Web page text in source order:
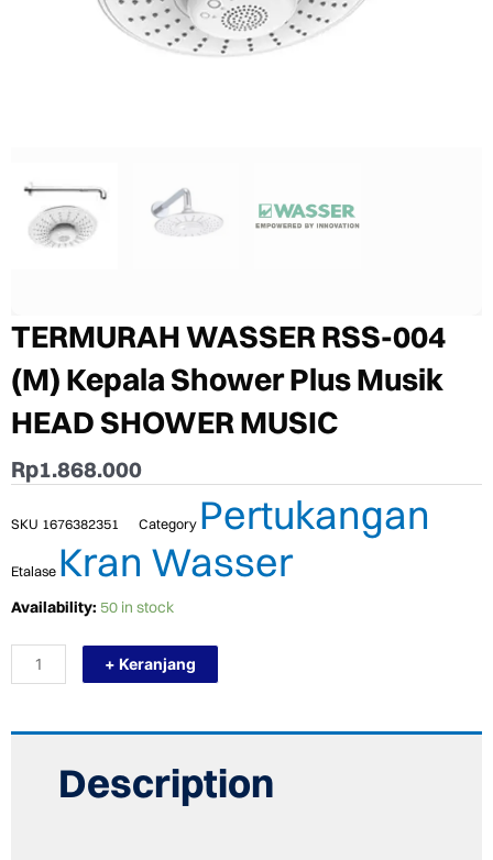
TERMURAH WASSER RSS-004
(M) Kepala Shower Plus Musik
HEAD SHOWER MUSIC
Rp1.868.000
SKU 1676382351 Category Pertukangan
Etalase Kran Wasser
Availability: 50 in stock
TERMURAH
RSS-
(M)
SHOWER
+ Keranjang
Description